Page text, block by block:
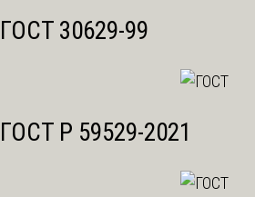
ГОСТ 30629-99
ГОСТ Р 59529-2021